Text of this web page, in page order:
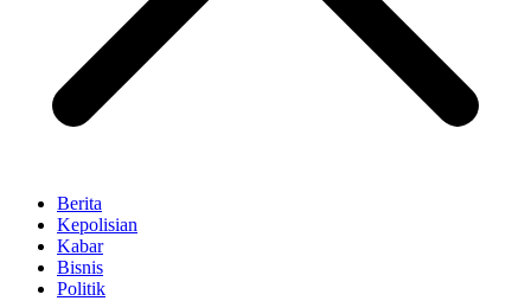
Berita
Kepolisian
Kabar
Bisnis
Politik